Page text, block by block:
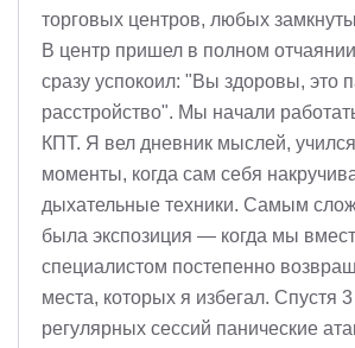
торговых центров, любых
В центр пришел в полном
сразу успокоил: "Вы здоровы, это
расстройство". Мы начали
КПТ. Я вел дневник мыслей,
моменты, когда сам себя
дыхательные техники. Самым
была экспозиция — когда мы
специалистом постепенно
места, которых я избегал. Спустя
регулярных сессий панические